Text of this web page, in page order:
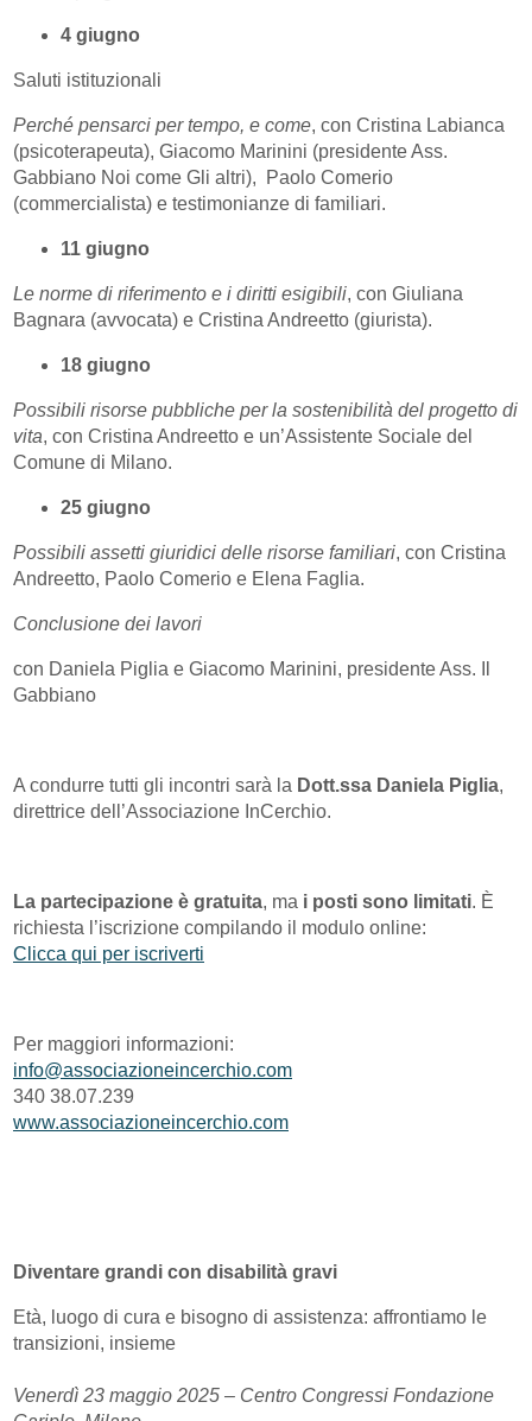
4 giugno
Saluti istituzionali
Perché pensarci per tempo, e come, con Cristina Labianca
(psicoterapeuta), Giacomo Marinini (presidente Ass.
Gabbiano Noi come Gli altri), Paolo Comerio
(commercialista) e testimonianze di familiari.
11 giugno
Le norme di riferimento e i diritti esigibili, con Giuliana
Bagnara (avvocata) e Cristina Andreetto (giurista).
18 giugno
Possibili risorse pubbliche per la sostenibilità del progetto di
vita, con Cristina Andreetto e un’Assistente Sociale del
Comune di Milano.
25 giugno
Possibili assetti giuridici delle risorse familiari, con Cristina
Andreetto, Paolo Comerio e Elena Faglia.
Conclusione dei lavori
con Daniela Piglia e Giacomo Marinini, presidente Ass. Il
Gabbiano
A condurre tutti gli incontri sarà la Dott.ssa Daniela Piglia,
direttrice dell’Associazione InCerchio.
La partecipazione è gratuita, ma i posti sono limitati. È
richiesta l’iscrizione compilando il modulo online:
Clicca qui per iscriverti
Per maggiori informazioni:
info@associazioneincerchio.com
340 38.07.239
www.associazioneincerchio.com
Diventare grandi con disabilità gravi
Età, luogo di cura e bisogno di assistenza: affrontiamo le
transizioni, insieme
Venerdì 23 maggio 2025 – Centro Congressi Fondazione